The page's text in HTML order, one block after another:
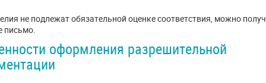
не подлежат обязательной оценке соответствия, можно
письмо.
оформления разрешительной